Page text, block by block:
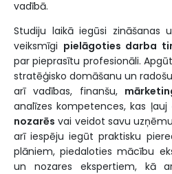
vadībā.
Studiju laikā iegūsi zināšanas
veiksmīgi pielāgoties darba
par pieprasītu profesionāli.
stratēģisko domāšanu un
arī vadības, finanšu,
analīzes kompetences, kas ļauj
nozarēs vai veidot savu
arī iespēju iegūt praktisku
plāniem, piedaloties mācību
un nozares ekspertiem, kā